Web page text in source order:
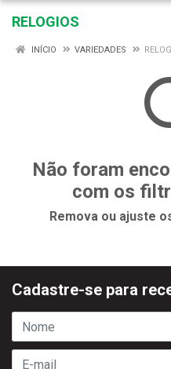
RELOGIOS
INÍCIO VARIEDADES
Não foram
com os
Remova ou ajuste
Cadastre-se para